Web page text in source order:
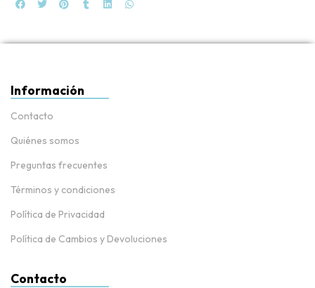
Información
Contacto
Quiénes somos
Preguntas frecuentes
Términos y condiciones
Política de Privacidad
Política de Cambios y Devoluciones
Contacto